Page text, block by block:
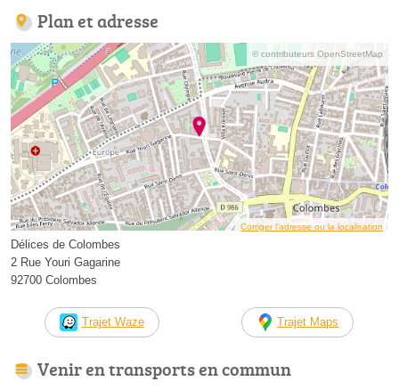
Plan et adresse
© contributeurs OpenStreetMap
Corriger l’adresse ou la localisation
Délices de Colombes
2 Rue Youri Gagarine
92700 Colombes
Trajet Waze Trajet Maps
Venir en transports en commun